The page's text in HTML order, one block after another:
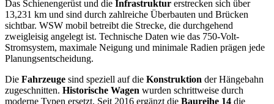
Das Schienengerüst und die Infrastruktur erstrecken sich über
13,231 km und sind durch zahlreiche Überbauten und Brücken
sichtbar. WSW mobil betreibt die Strecke, die durchgehend
zweigleisig angelegt ist. Technische Daten wie das 750-Volt-
Stromsystem, maximale Neigung und minimale Radien prägen jede
Planungsentscheidung.
Die Fahrzeuge sind speziell auf die Konstruktion der Hängebahn
zugeschnitten. Historische Wagen wurden schrittweise durch
moderne Typen ersetzt. Seit 2016 ergänzt die Baureihe 14 die